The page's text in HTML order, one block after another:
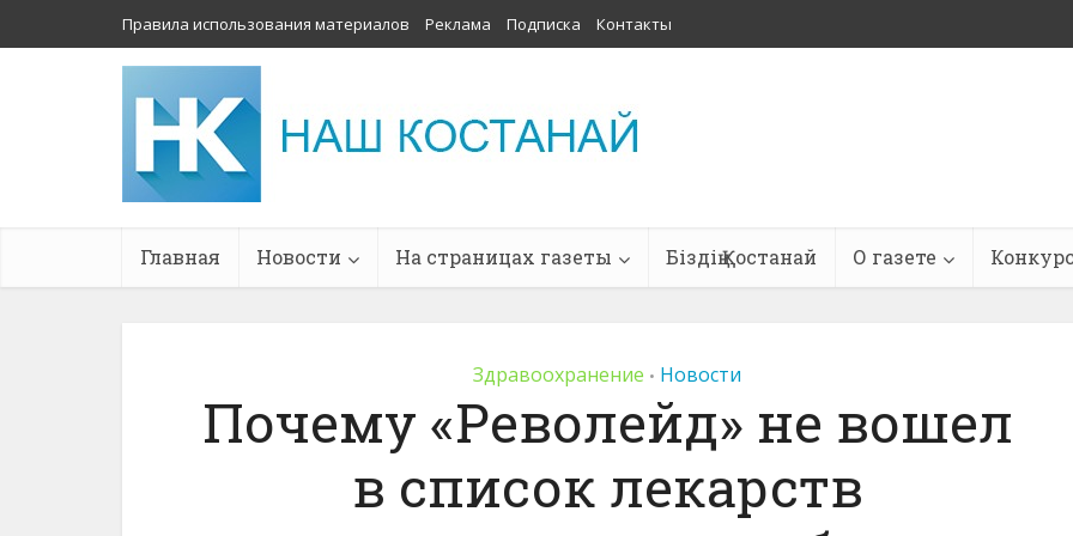
Правила использования материалов Реклама Подписка Контакты
Главная Новости На страницах газеты Біздің Қостанай О газете
Здравоохранение • Новости
Почему «Револейд» не вошел
в список лекарств